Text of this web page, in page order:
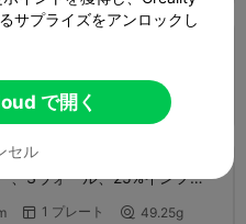
ニックツリー。
 1 プレート 46.22g
、3ウォール、25%インフィ
 1 プレート  49.25g
サプライズをアンロックし
で開く
セル